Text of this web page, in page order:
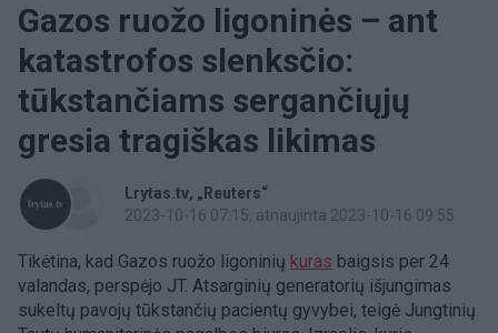
Gazos ruožo ligoninės – ant
katastrofos slenksčio:
tūkstančiams sergančiųjų
gresia tragiškas likimas
Lrytas.tv „Reuters“
2023-10-16 07:15, atnaujinta 2023-10-16 09:55
Tikėtina, kad Gazos ruožo ligoninių kuras baigsis per 24
valandas, perspėjo JT. Atsarginių generatorių išjungimas
sukeltų pavojų tūkstančių pacientų gyvybei, teigė Jungtinių